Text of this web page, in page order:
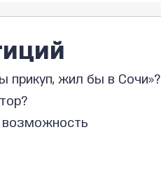
прикуп, жил бы в Сочи»?